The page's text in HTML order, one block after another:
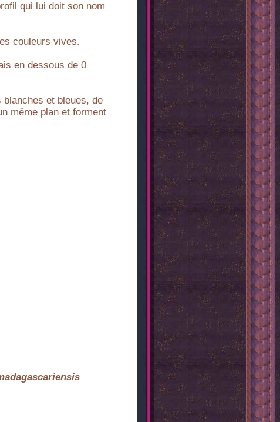
qui lui doit son nom
couleurs vives.
en dessous de 0
et bleues, de
même plan et forment